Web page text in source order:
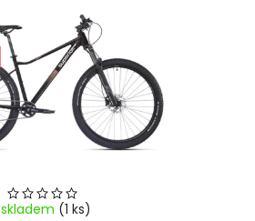
skladem (1 ks)